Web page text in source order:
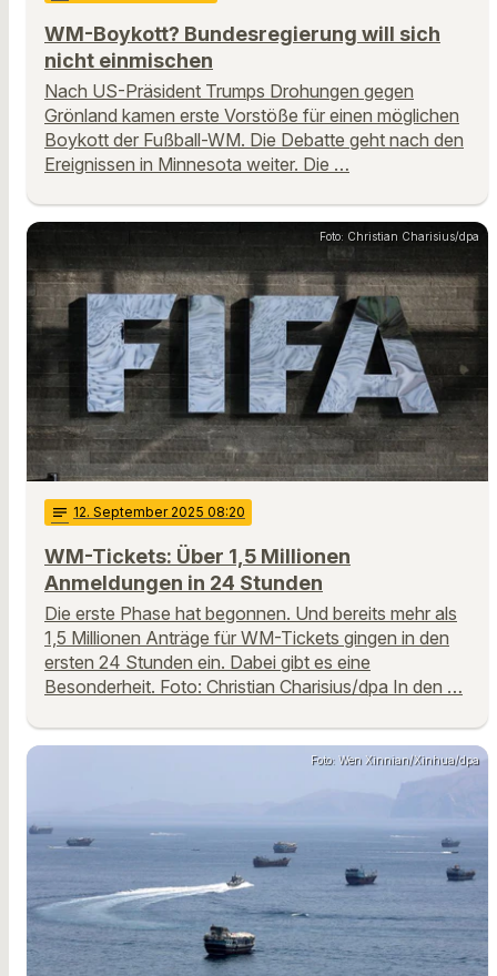
WM-Boykott? Bundesregierung will sich
nicht einmischen
Nach US-Präsident Trumps Drohungen gegen
Grönland kamen erste Vorstöße für einen möglichen
Boykott der Fußball-WM. Die Debatte geht nach den
Ereignissen in Minnesota weiter. Die …
Foto: Christian Charisius/dpa
notes 12. September 2025 08:20
WM-Tickets: Über 1,5 Millionen
Anmeldungen in 24 Stunden
Die erste Phase hat begonnen. Und bereits mehr als
1,5 Millionen Anträge für WM-Tickets gingen in den
ersten 24 Stunden ein. Dabei gibt es eine
Besonderheit. Foto: Christian Charisius/dpa In den …
Foto: Wen Xinnian/Xinhua/dpa